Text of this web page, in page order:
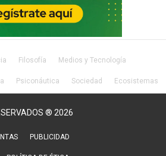
Filosofía Medios y Tecnología
Psiconáutica Sociedad Ecosistemas
® 2026
PUBLICIDAD